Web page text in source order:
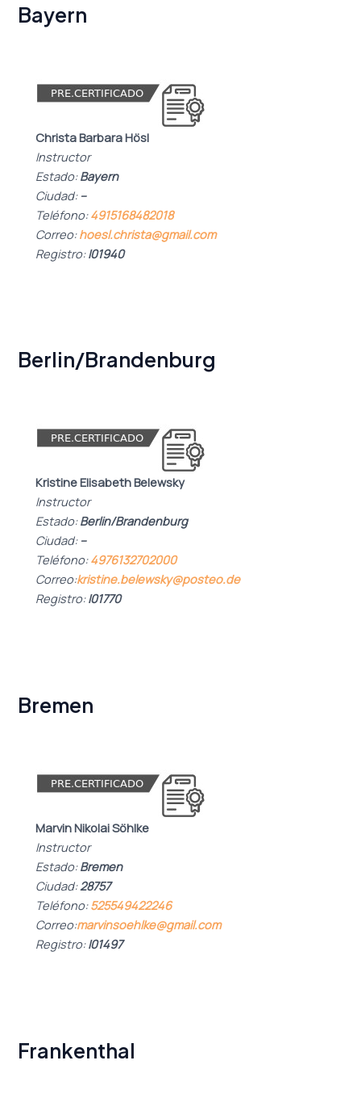
Bayern
Christa Barbara Hösl
Instructor
Estado:Bayern
Ciudad: –
Teléfono:4915168482018
Correo:hoesl.christa@gmail.com
Registro:I01940
Berlin/Brandenburg
Kristine Elisabeth Belewsky
Instructor
Estado:Berlin/Brandenburg
Ciudad: –
Teléfono:4976132702000
Correo:kristine.belewsky@posteo.de
Registro:I01770
Bremen
Marvin Nikolai Söhlke
Instructor
Estado:Bremen
Ciudad:28757
Teléfono:525549422246
Correo:marvinsoehlke@gmail.com
Registro:I01497
Frankenthal